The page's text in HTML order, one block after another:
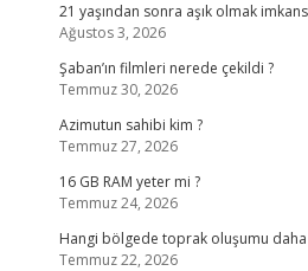
21 yaşından sonra aşık olmak
Ağustos 3, 2026
Şaban’ın filmleri nerede çekildi ?
Temmuz 30, 2026
Azimutun sahibi kim ?
Temmuz 27, 2026
16 GB RAM yeter mi ?
Temmuz 24, 2026
Hangi bölgede toprak oluşumu daha
Temmuz 22, 2026